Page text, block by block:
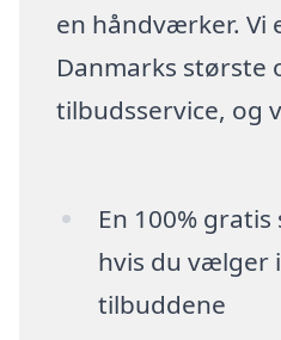
en håndværker. Vi
Danmarks største
tilbudsservice, og
En 100% gratis
hvis du vælger
tilbuddene